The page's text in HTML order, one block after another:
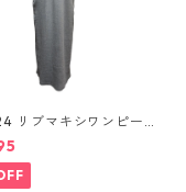
リブマキシワンピー